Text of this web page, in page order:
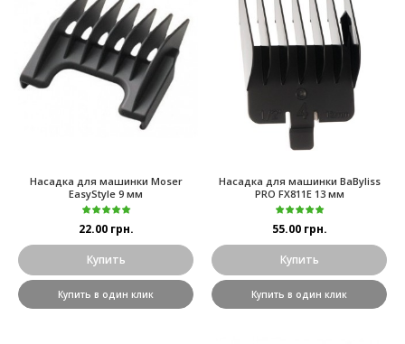
Насадка для машинки Moser
EasyStyle 9 мм
22.00 грн.
Купить
Купить в один клик
Насадка для машинки BaByliss
PRO FX811E 13 мм
55.00 грн.
Купить
Купить в один клик